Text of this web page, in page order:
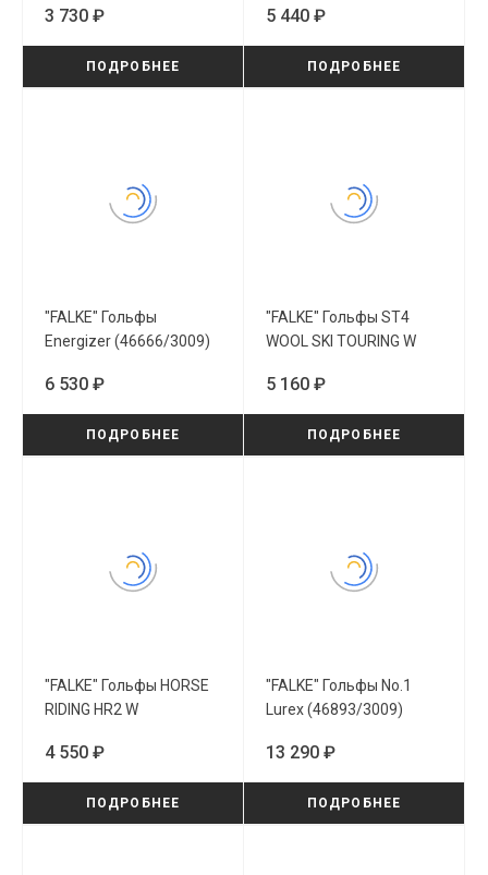
3 730 ₽
ПОДРОБНЕЕ
5 440 ₽
ПОДРОБНЕЕ
"FALKE" Гольфы
Energizer (46666/3009)
6 530 ₽
ПОДРОБНЕЕ
"FALKE" Гольфы ST4
WOOL SKI TOURING W
5 160 ₽
ПОДРОБНЕЕ
"FALKE" Гольфы HORSE
RIDING HR2 W
4 550 ₽
ПОДРОБНЕЕ
"FALKE" Гольфы No.1
Lurex (46893/3009)
13 290 ₽
ПОДРОБНЕЕ